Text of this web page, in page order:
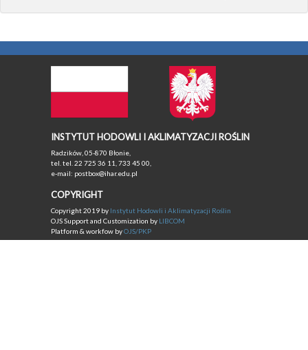
INSTYTUT HODOWLI I AKLIMATYZACJI ROŚLIN
Radzików, 05-870 Błonie,
tel. tel. 22 725 36 11, 733 45 00,
e-mail: postbox@ihar.edu.pl
COPYRIGHT
Copyright 2019 by Instytut Hodowli i Aklimatyzacji Roślin
OJS Support and Customization by LIBCOM
Platform & workfow byOJS/PKP